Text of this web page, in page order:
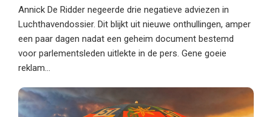
Annick De Ridder negeerde drie negatieve adviezen in
Luchthavendossier. Dit blijkt uit nieuwe onthullingen, amper
een paar dagen nadat een geheim document bestemd
voor parlementsleden uitlekte in de pers. Gene goeie
reklam…